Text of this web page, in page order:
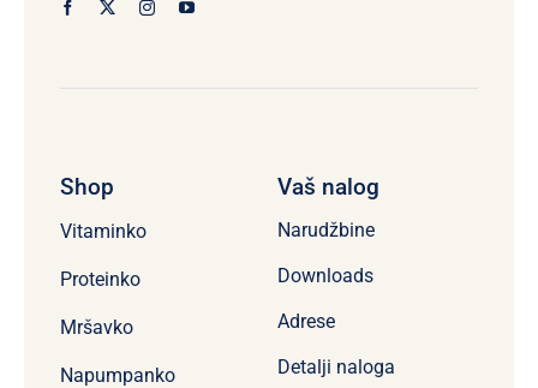
Shop
Vitaminko
Proteinko
Mršavko
Napumpanko
Vaš nalog
Narudžbine
Downloads
Adrese
Detalji naloga